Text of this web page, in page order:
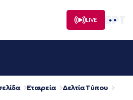
LIVE
Εταιρεία
Δελτία Τύπου